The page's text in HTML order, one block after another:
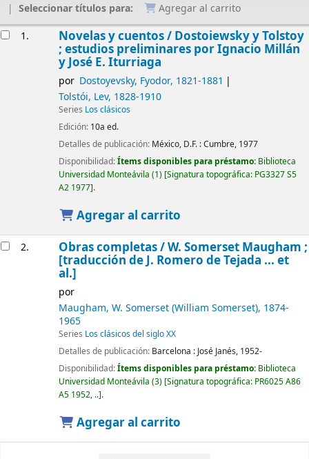
Seleccionar títulos para:
Agregar al carrito
1. Novelas y cuentos / Dostoiewsky y Tolstoy
; estudios preliminares por Ignacio Millán
y José E. Iturriaga
por Dostoyevsky, Fyodor, 1821-1881
Tolstói, Lev, 1828-1910
Series Los clásicos
Edición: 10a ed.
Detalles de publicación: México, D.F. :Cumbre, 1977
Disponibilidad:Ítems disponibles para préstamo: Biblioteca
Universidad Monteávila (1) Signatura topográfica: PG3327 S5
A2 1977 .
Agregar al carrito
2. Obras completas /W. Somerset Maugham ;
[traducción de J. Romero de Tejada ... et
al.]
por
Maugham, W. Somerset (William Somerset), 1874-
1965
Series Los clásicos del siglo XX
Detalles de publicación: Barcelona : José Janés, 1952-
Disponibilidad:Ítems disponibles para préstamo: Biblioteca
Universidad Monteávila (3) Signatura topográfica: PR6025 A86
A5 1952, .. .
Agregar al carrito